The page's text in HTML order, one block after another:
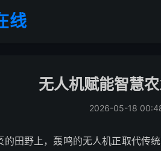
线
无人机赋能智慧
2026-05-18
的田野上，轰鸣的无人机正取代传